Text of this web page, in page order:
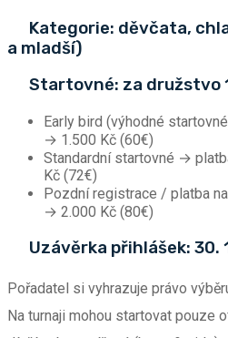
Kategorie: děvčata,
a mladší)
Startovné: za družstvo
Early bird (výhodné
→ 1.500 Kč (60€)
Standardní startovné →
Kč (72€)
Pozdní registrace / platba
→ 2.000 Kč (80€)
Uzávěrka přihlášek: 30.
Pořadatel si vyhrazuje právo
Na turnaji mohou startovat pouze